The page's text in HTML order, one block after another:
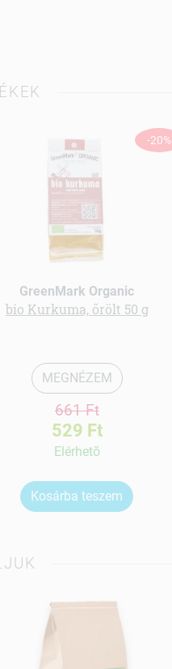
-20%
GreenMark Organic
bio Kurkuma, őrölt 50 g
MEGNÉZEM
661 Ft
529 Ft
Elérhetõ
Kosárba teszem